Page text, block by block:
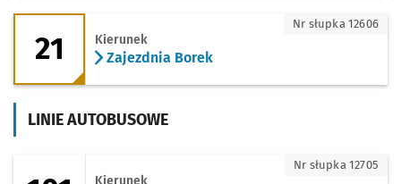
21 - kierunek Zajezdnia Borek
21 Kierunek
Zajezdnia Borek
Nr słupka 12606
LINIE AUTOBUSOWE
Kierunek
Nr słupka 12705